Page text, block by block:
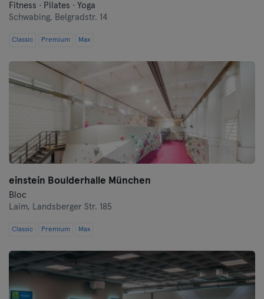
Fitness · Pilates · Yoga
Schwabing, Belgradstr. 14
Classic Premium Max
einstein Boulderhalle München
Bloc
Laim, Landsberger Str. 185
Classic Premium Max